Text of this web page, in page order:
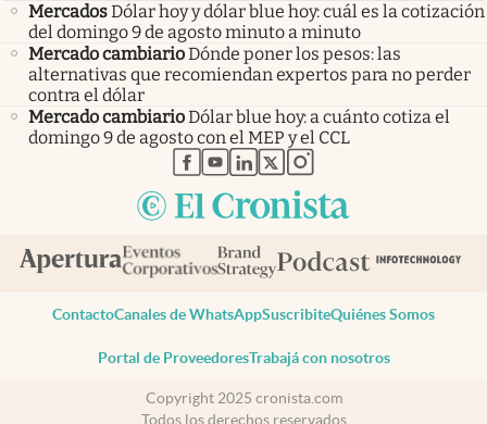
MercadosDólar hoy y dólar blue hoy: cuál es la cotización
del domingo 9 de agosto minuto a minuto
Mercado cambiarioDónde poner los pesos: las
alternativas que recomiendan expertos para no perder
contra el dólar
Mercado cambiarioDólar blue hoy: a cuánto cotiza el
domingo 9 de agosto con el MEP y el CCL
abre en nueva pestaña
abre en nueva pestaña
abre en nueva pestaña
abre en nueva pestaña
abre en nueva pestaña
ContactoCanales de WhatsAppSuscribiteQuiénes Somos
Portal de ProveedoresTrabajá con nosotros
Copyright 2025 cronista.com
Todos los derechos reservados